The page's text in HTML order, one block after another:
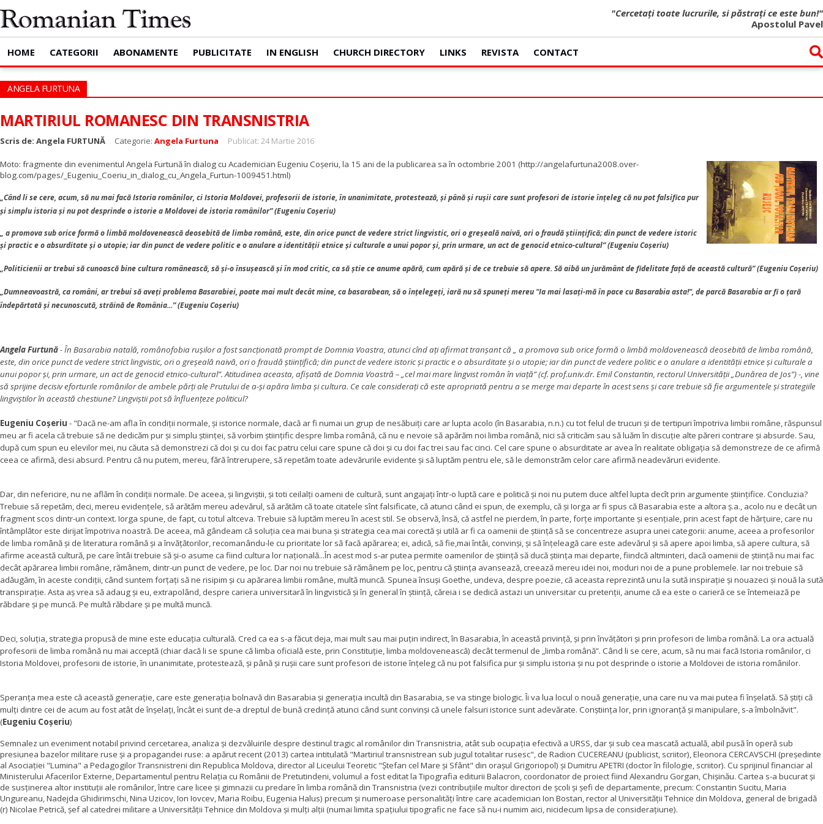
"Cercetați toate lucrurile, si păstrați ce este bun!"
Apostolul Pavel
HOME CATEGORII ABONAMENTE PUBLICITATE IN ENGLISH CHURCH DIRECTORY LINKS REVISTA CONTACT
ANGELA FURTUNA
MARTIRIUL ROMANESC DIN TRANSNISTRIA
Scris de: Angela FURTUNĂ Categorie: Angela Furtuna Publicat: 24 Martie 2016
Moto: fragmente din evenimentul Angela Furtună în dialog cu Academician Eugeniu Coșeriu, la 15 ani de la publicarea sa în octombrie 2001 (http://angelafurtuna2008.over-
blog.com/pages/_Eugeniu_Coeriu_in_dialog_cu_Angela_Furtun-1009451.html)
„Când li se cere, acum, să nu mai facă Istoria românilor, ci Istoria Moldovei, profesorii de istorie, în unanimitate, protestează, şi până şi ruşii care sunt profesori de istorie înţeleg că nu pot falsifica pur
şi simplu istoria şi nu pot desprinde o istorie a Moldovei de istoria românilor” (Eugeniu Coșeriu)
„ a promova sub orice formă o limbă moldovenească deosebită de limba română, este, din orice punct de vedere strict lingvistic, ori o greşeală naivă, ori o fraudă ştiinţifică; din punct de vedere istoric
şi practic e o absurditate şi o utopie; iar din punct de vedere politic e o anulare a identităţii etnice şi culturale a unui popor şi, prin urmare, un act de genocid etnico-cultural” (Eugeniu Coșeriu)
„Politicienii ar trebui să cunoască bine cultura românească, să şi-o însuşească şi în mod critic, ca să ştie ce anume apără, cum apără şi de ce trebuie să apere. Să aibă un jurământ de fidelitate faţă de această cultură” (Eugeniu Coșeriu)
„Dumneavoastră, ca români, ar trebui să aveţi problema Basarabiei, poate mai mult decât mine, ca basarabean, să o înţelegeţi, iară nu să spuneţi mereu "Ia mai lasaţi-mă în pace cu Basarabia asta!", de parcă Basarabia ar fi o ţară
îndepărtată şi necunoscută, străină de România...” (Eugeniu Coșeriu)
Angela Furtună-În Basarabia natală, românofobia ruşilor a fost sancţionată prompt de Domnia Voastra, atunci cînd aţi afirmat tranşant că „ a promova sub orice formă o limbă moldovenească deosebită de limba română,
este, din orice punct de vedere strict lingvistic, ori o greşeală naivă, ori o fraudă ştiinţifică; din punct de vedere istoric şi practic e o absurditate şi o utopie; iar din punct de vedere politic e o anulare a identităţii etnice şi culturale a
unui popor şi, prin urmare, un act de genocid etnico-cultural”. Atitudinea aceasta, afişată de Domnia Voastră – „cel mai mare lingvist român în viaţă” (cf. prof.univ.dr. Emil Constantin, rectorul Universităţii „Dunărea de Jos”) -, vine
să sprijine decisiv eforturile românilor de ambele părţi ale Prutului de a-şi apăra limba şi cultura. Ce cale consideraţi că este apropriată pentru a se merge mai departe în acest sens şi care trebuie să fie argumentele şi strategiile
lingviştilor în această chestiune? Lingviştii pot să înfluenţeze politicul?
Eugeniu Coșeriu - "Dacă ne-am afla în condiţii normale, şi istorice normale, dacă ar fi numai un grup de nesăbuiţi care ar lupta acolo (în Basarabia, n.n.) cu tot felul de trucuri şi de tertipuri împotriva limbii române, răspunsul
meu ar fi acela că trebuie să ne dedicăm pur şi simplu ştiinţei, să vorbim ştiinţific despre limba română, că nu e nevoie să apărăm noi limba română, nici să criticăm sau să luăm în discuţie alte păreri contrare şi absurde. Sau,
după cum spun eu elevilor mei, nu căuta să demonstrezi că doi şi cu doi fac patru celui care spune că doi şi cu doi fac trei sau fac cinci. Cel care spune o absurditate ar avea în realitate obligaţia să demonstreze de ce afirmă
ceea ce afirmă, desi absurd. Pentru că nu putem, mereu, fără întrerupere, să repetăm toate adevărurile evidente şi să luptăm pentru ele, să le demonstrăm celor care afirmă neadevăruri evidente.
Dar, din nefericire, nu ne aflăm în condiţii normale. De aceea, şi lingviştii, şi toti ceilalţi oameni de cultură, sunt angajaţi într-o luptă care e politică şi noi nu putem duce altfel lupta decît prin argumente ştiinţifice. Concluzia?
Trebuie să repetăm, deci, mereu evidenţele, să arătăm mereu adevărul, să arătăm că toate citatele sînt falsificate, că atunci când ei spun, de exemplu, că şi Iorga ar fi spus că Basarabia este a altora ş.a., acolo nu e decât un
fragment scos dintr-un context. Iorga spune, de fapt, cu totul altceva. Trebuie să luptăm mereu în acest stil. Se observă, însă, că astfel ne pierdem, în parte, forţe importante şi esenţiale, prin acest fapt de hărţuire, care nu
întâmplător este dirijat împotriva noastră. De aceea, mă gândeam că soluţia cea mai buna şi strategia cea mai corectă şi utilă ar fi ca oamenii de ştiinţă să se concentreze asupra unei categorii: anume, aceea a profesorilor
de limba română şi de literatura română şi a învăţătorilor, recomanându-le cu prioritate lor să facă apărarea; ei, adică, să fie,mai întâi, convinşi, şi să înţeleagă care este adevărul şi să apere apoi limba, să apere cultura, să
afirme această cultură, pe care întâi trebuie să şi-o asume ca fiind cultura lor naţională...În acest mod s-ar putea permite oamenilor de ştiinţă să ducă ştiinţa mai departe, fiindcă altminteri, dacă oamenii de ştiinţă nu mai fac
decât apărarea limbii române, rămânem, dintr-un punct de vedere, pe loc. Dar noi nu trebuie să rămânem pe loc, pentru că ştiinţa avansează, creează mereu idei noi, moduri noi de a pune problemele. Iar noi trebuie să
adăugăm, în aceste condiţii, când suntem forţaţi să ne risipim şi cu apărarea limbii române, multă muncă. Spunea însuşi Goethe, undeva, despre poezie, că aceasta reprezintă unu la sută inspiraţie şi nouazeci şi nouă la sută
transpiraţie. Asta aş vrea să adaug şi eu, extrapolând, despre cariera universitară în lingvistică şi în general în ştiinţă, căreia i se dedică astazi un universitar cu pretenţii, anume că ea este o carieră ce se întemeiază pe
răbdare şi pe muncă. Pe multă răbdare şi pe multă muncă.
Deci, soluţia, strategia propusă de mine este educaţia culturală. Cred ca ea s-a făcut deja, mai mult sau mai puţin indirect, în Basarabia, în această privinţă, şi prin învăţători şi prin profesori de limba română. La ora actuală
profesorii de limba română nu mai acceptă (chiar dacă li se spune că limba oficială este, prin Constituţie, limba moldovenească) decât termenul de „limba română”. Când li se cere, acum, să nu mai facă Istoria românilor, ci
Istoria Moldovei, profesorii de istorie, în unanimitate, protestează, şi până şi ruşii care sunt profesori de istorie înţeleg că nu pot falsifica pur şi simplu istoria şi nu pot desprinde o istorie a Moldovei de istoria românilor.
Speranţa mea este că această generaţie, care este generaţia bolnavă din Basarabia şi generaţia incultă din Basarabia, se va stinge biologic.Îi va lua locul o nouă generaţie, una care nu va mai putea fi înşelată. Să ştiţi că
mulţi dintre cei de acum au fost atât de înşelaţi, încât ei sunt de-a dreptul de bună credinţă atunci când sunt convinşi că unele falsuri istorice sunt adevărate. Conştiinţa lor, prin ignoranţă şi manipulare, s-a îmbolnăvit".
(Eugeniu Coșeriu)
Semnalez un eveniment notabil privind cercetarea, analiza și dezvăluirile despre destinul tragic al românilor din Transnistria, atât sub ocupația efectivă a URSS, dar și sub cea mascată actuală, abil pusă în operă sub
presiunea bazelor militare ruse și a propagandei ruse: a apărut recent (2013) cartea intitulată "Martiriul transnistrean sub jugul totalitar rusesc", de Radion CUCEREANU (publicist, scriitor), Eleonora CERCAVSCHI (președinte
al Asociației "Lumina" a Pedagogilor Transnistreni din Republica Moldova, director al Liceului Teoretic "Ștefan cel Mare și Sfânt" din orașul Grigoriopol) și Dumitru APETRI (doctor în filologie, scriitor). Cu sprijinul financiar al
Ministerului Afacerilor Externe, Departamentul pentru Relația cu Românii de Pretutindeni, volumul a fost editat la Tipografia editurii Balacron, coordonator de proiect fiind Alexandru Gorgan, Chișinău. Cartea s-a bucurat și
de susținerea altor instituții ale românilor, între care licee și gimnazii cu predare în limba română din Transnistria (vezi contribuțiile multor directori de școli și șefi de departamente, precum: Constantin Sucitu, Maria
Ungureanu, Nadejda Ghidirimschi, Nina Uzicov, Ion Iovcev, Maria Roibu, Eugenia Halus) precum și numeroase personalități între care academician Ion Bostan, rector al Universității Tehnice din Moldova, general de brigadă
(r) Nicolae Petrică, șef al catedrei militare a Universității Tehnice din Moldova și mulți alții (numai limita spațiului tipografic ne face să nu-i numim aici, nicidecum lipsa de considerațiune).